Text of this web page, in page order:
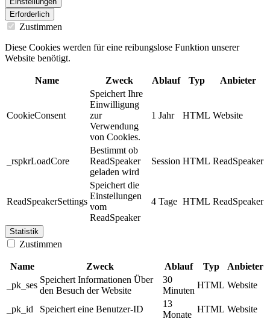
Erforderlich
Zustimmen
Diese Cookies werden für eine reibungslose Funktion unserer
Website benötigt.
Name Zweck Ablauf Typ Anbieter
CookieConsent
Speichert Ihre
Einwilligung
zur
Verwendung
von Cookies.
1 Jahr HTML Website
_rspkrLoadCore
Bestimmt ob
ReadSpeaker
geladen wird
Session HTML ReadSpeaker
ReadSpeakerSettings
Speichert die
Einstellungen
vom
ReadSpeaker
4 Tage HTML ReadSpeaker
Statistik
Zustimmen
Name Zweck Ablauf Typ
Anbieter
_pk_ses
Speichert Informationen Über
den Besuch der Website
30
Minuten
HTML Website
_pk_id Speichert eine Benutzer-ID
13
Monate
HTML Website